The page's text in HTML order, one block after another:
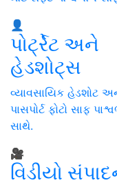
👤
પોર્ટ્રેટ અને
હેડશોટ્સ
વ્યાવસાયિક હેડશોટ
પાસપોર્ટ ફોટો સાફ
સાથે.
🎥
વિડીયો